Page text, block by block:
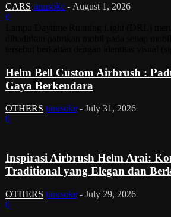
CARS tinusoke - August 1, 2026
0
Helm Bell Custom Airbrush :
Gaya Berkendara
OTHERS tinusoke - July 31, 2026
0
Inspirasi Airbrush Helm Arai:
Traditional yang Elegan dan
OTHERS tinusoke - July 29, 2026
0